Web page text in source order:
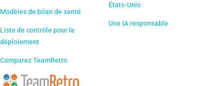
Modèles de bilan de santé
Liste de contrôle pour le
déploiement
Comparez TeamRetro
États-Unis
Une IA responsable